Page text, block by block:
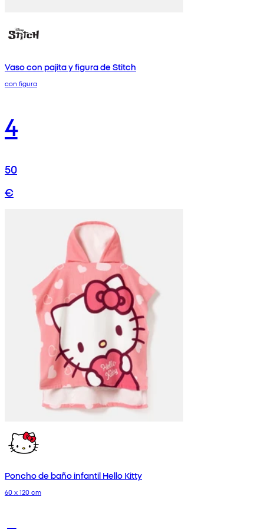
Vaso con pajita y figura de Stitch
con figura
4
50
€
Poncho de baño infantil Hello Kitty
60 x 120 cm